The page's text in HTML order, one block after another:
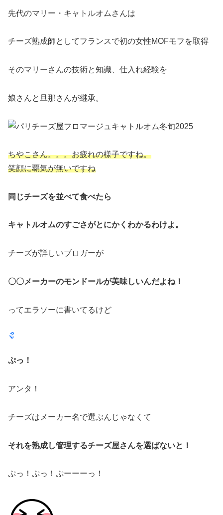
先代のマリー・キャトルオムさんは
チーズ熟成師としてフランスで初の女性MOFモフを取得
そのマリーさんの技術と知識、仕入れ経験を
娘さんと旦那さんが継承。
ちやこさん。。。お疲れの様子ですね。
笑顔に覇気が無いですね
同じチーズを並べて食べたら
キャトルオムのすごさがとにかくわかるわけよ。
チーズが詳しいブロガーが
〇〇メーカーのモンドールが美味しいんだよね！
ってエラソーに書いてるけど
ぷっ！
アンタ！
チーズはメーカー名で選ぶんじゃなくて
それを熟成し管理するチーズ屋さんを選ばないと！
ぷっ！ぷっ！ぷーーーっ！